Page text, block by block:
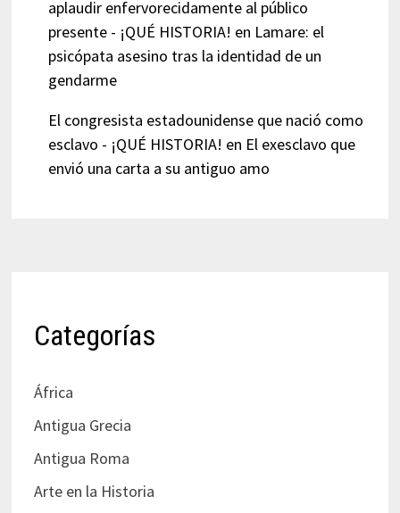
aplaudir enfervorecidamente al público
presente - ¡QUÉ HISTORIA! en Lamare: el
psicópata asesino tras la identidad de un
gendarme
El congresista estadounidense que nació como
esclavo - ¡QUÉ HISTORIA! en El exesclavo que
envió una carta a su antiguo amo
Categorías
África
Antigua Grecia
Antigua Roma
Arte en la Historia